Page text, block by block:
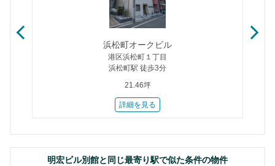
浜松町オークビル
港区浜松町１丁目
浜松町駅 徒歩3分
21.46坪
詳細を見る
明宏ビル別館と同じ最寄り駅で似た条件の物件